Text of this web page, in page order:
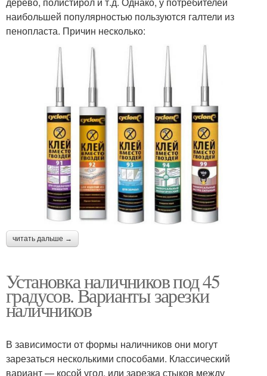
наибольшей популярностью пользуются галтели из
пенопласта. Причин несколько:
читать дальше →
Установка наличников под 45
градусов. Варианты зарезки
наличников
В зависимости от формы наличников они могут
зарезаться несколькими способами. Классический
вариант — косой угол, или зарезка стыков между